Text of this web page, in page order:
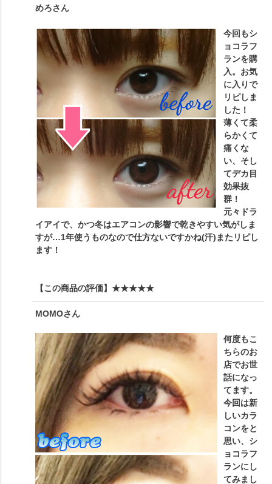
めろさん
今回もシ
ョコラフ
ランを購
入。お気
に入りで
リピしま
した！
薄くて柔
らかくて
痛くな
い、そし
てデカ目
効果抜
群！
元々ドラ
イアイで、かつ冬はエアコンの影響で乾きやすい気がしま
すが…1年使うものなので仕方ないですかね(汗)またリピし
ます！
【この商品の評価】 ★★★★★
MOMOさん
何度もこ
ちらのお
店でお世
話になっ
てます。
今回は新
しいカラ
コンをと
思い、シ
ョコラフ
ランにし
てみまし